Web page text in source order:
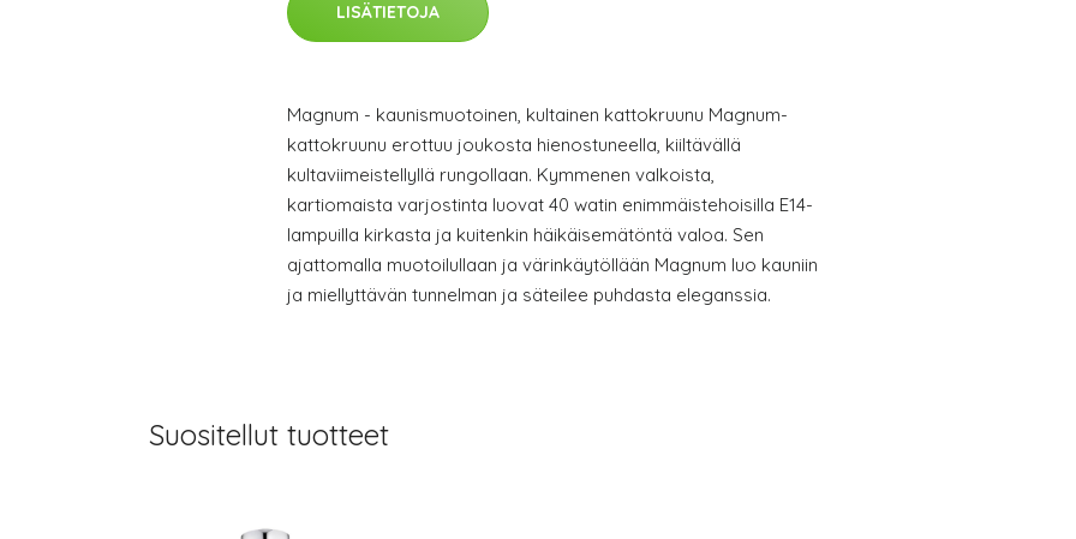
LISÄTIETOJA
Magnum - kaunismuotoinen, kultainen kattokruunu Magnum-
kattokruunu erottuu joukosta hienostuneella, kiiltävällä
kultaviimeistellyllä rungollaan. Kymmenen valkoista,
kartiomaista varjostinta luovat 40 watin enimmäistehoisilla E14-
lampuilla kirkasta ja kuitenkin häikäisemätöntä valoa. Sen
ajattomalla muotoilullaan ja värinkäytöllään Magnum luo kauniin
ja miellyttävän tunnelman ja säteilee puhdasta eleganssia.
Suositellut tuotteet